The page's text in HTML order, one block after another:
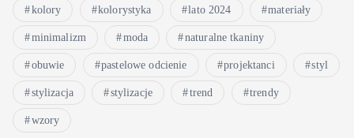
kolory kolorystyka lato 2024 materiały
minimalizm moda naturalne tkaniny
obuwie pastelowe odcienie projektanci styl
stylizacja stylizacje trend trendy
wzory